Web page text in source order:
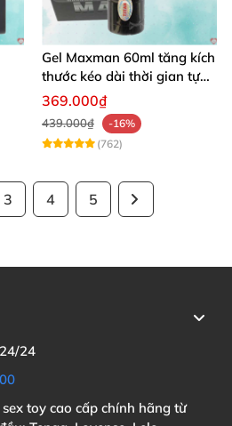
Gel Maxman 60ml tăng kích
thước kéo dài thời gian tự
nhiên
369.000₫
439.000₫
-16%
(762)
3 4 5
24
toy cao cấp chính hãng từ